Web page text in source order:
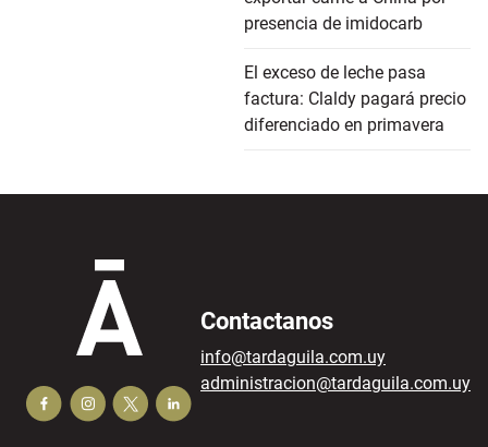
presencia de imidocarb
El exceso de leche pasa
factura: Claldy pagará precio
diferenciado en primavera
Contactanos
info@tardaguila.com.uy
administracion@tardaguila.com.uy